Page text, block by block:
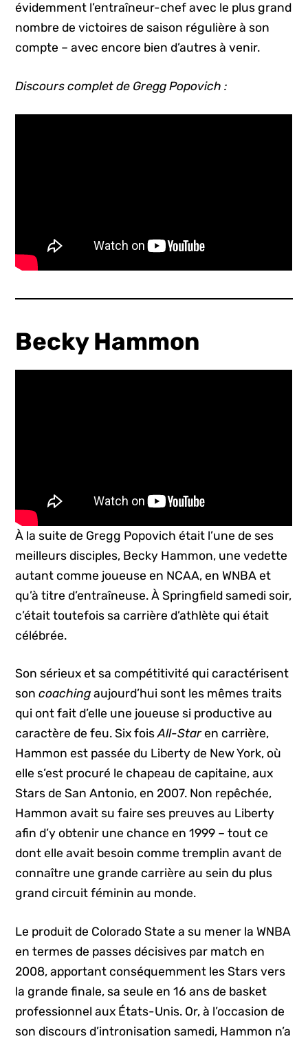
évidemment l’entraîneur-chef avec le plus grand
nombre de victoires de saison régulière à son
compte – avec encore bien d’autres à venir.
Discours complet de Gregg Popovich :
Becky Hammon
À la suite de Gregg Popovich était l’une de ses
meilleurs disciples, Becky Hammon, une vedette
autant comme joueuse en NCAA, en WNBA et
qu’à titre d’entraîneuse. À Springfield samedi soir,
c’était toutefois sa carrière d’athlète qui était
célébrée.
Son sérieux et sa compétitivité qui caractérisent
soncoachingaujourd’hui sont les mêmes traits
qui ont fait d’elle une joueuse si productive au
caractère de feu. Six foisAll-Staren carrière,
Hammon est passée du Liberty de New York, où
elle s’est procuré le chapeau de capitaine, aux
Stars de San Antonio, en 2007. Non repêchée,
Hammon avait su faire ses preuves au Liberty
afin d’y obtenir une chance en 1999 – tout ce
dont elle avait besoin comme tremplin avant de
connaître une grande carrière au sein du plus
grand circuit féminin au monde.
Le produit de Colorado State a su mener la WNBA
en termes de passes décisives par match en
2008, apportant conséquemment les Stars vers
la grande finale, sa seule en 16 ans de basket
professionnel aux États-Unis. Or, à l’occasion de
son discours d’intronisation samedi, Hammon n’a